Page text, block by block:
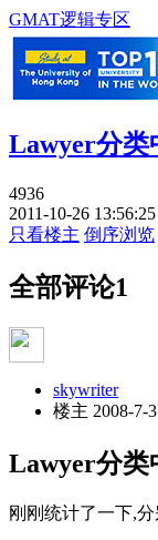
GMAT逻辑专区
Lawyer分类
4936
2011-10-26 13:56:25
只看楼主 倒序浏览
全部评论1
skywriter
楼主 2008-7-
Lawyer分类
刚刚统计了一下,分